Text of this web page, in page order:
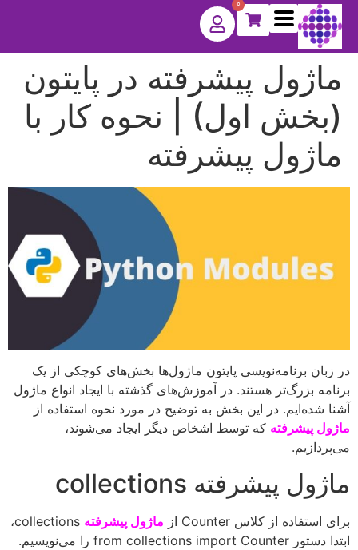
0
ماژول‌ پیشرفته در پایتون
(بخش اول) | نحوه کار با
ماژول پیشرفته
در زبان برنامه‌نویسی پایتون ماژول‌ها بخش‌های کوچکی از یک
برنامه بزرگ‌تر هستند. در آموزش‌های گذشته با ایجاد انواع ماژول
آشنا شده‌ایم. در این بخش به توضیح در مورد نحوه استفاده از
ماژول‌‌ پیشرفته که توسط اشخاص دیگر ایجاد می‌شوند،
می‌پردازیم.
ماژول‌ پیشرفته collections
برای استفاده از کلاس Counter از ماژول پیشرفته
collections،
ابتدا دستور from collections import Counter را می‌نویسیم.